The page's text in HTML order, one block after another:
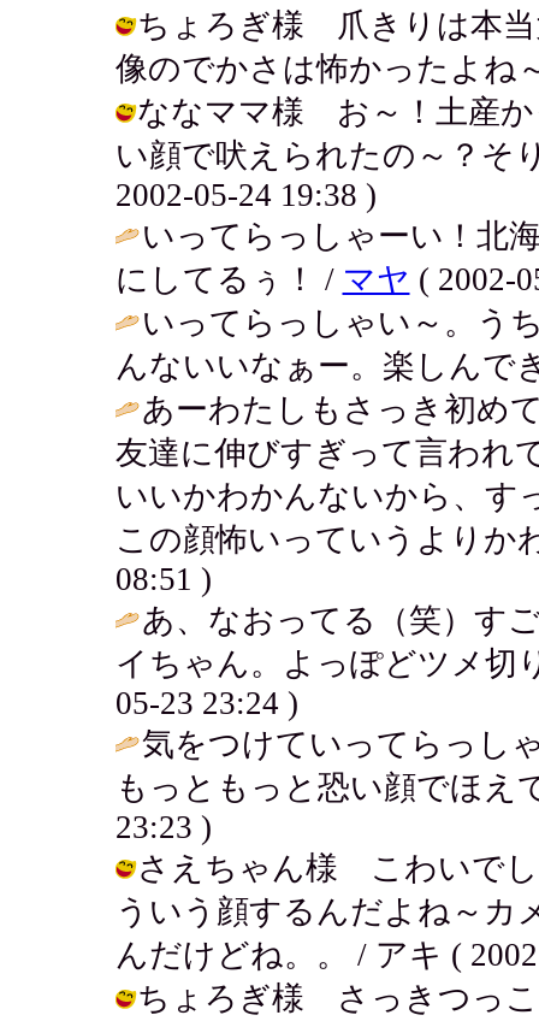
ちょろぎ様 爪きりは本当
像のでかさは怖かったよね
ななママ様 お～！土産か
い顔で吠えられたの～？そ
2002-05-24 19:38 )
いってらっしゃーい！北
にしてるぅ！ / マヤ ( 2002-
いってらっしゃい～。う
んないいなぁー。楽しんで
あーわたしもさっき初め
友達に伸びすぎって言われ
いいかわかんないから、す
この顔怖いっていうよりか
08:51 )
あ、なおってる（笑）す
イちゃん。よっぽどツメ切
05-23 23:24 )
気をつけていってらっし
もっともっと恐い顔でほえ
23:23 )
さえちゃん様 こわいでし
ういう顔するんだよね～カ
んだけどね。。 / アキ (
ちょろぎ様 さっきつっこ